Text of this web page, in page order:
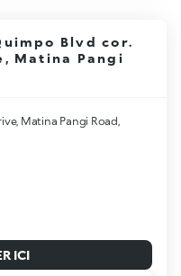
Blvd cor.
Matina Pangi
Matina Pangi Road,
ICI